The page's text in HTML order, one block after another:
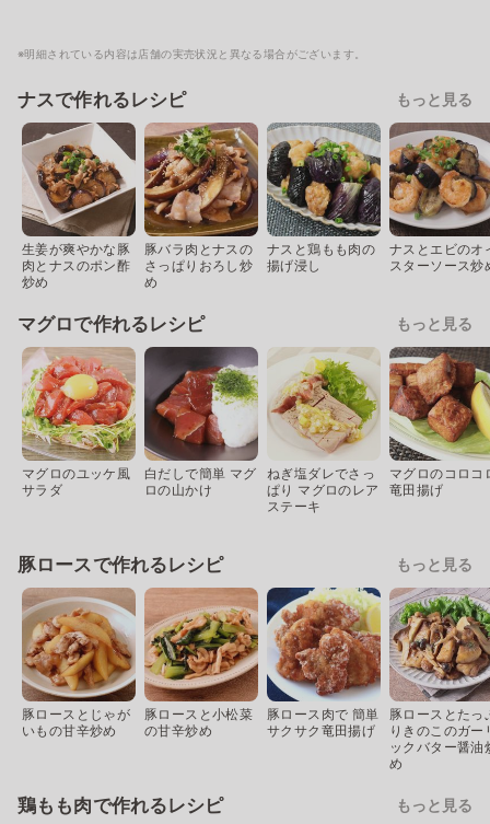
※明細されている内容は店舗の実売状況と異なる場合がございます。
ナスで作れるレシピ もっと見る
生姜が爽やかな豚
肉とナスのポン酢
炒め
豚バラ肉とナスの
さっぱりおろし炒
め
ナスと鶏もも肉の
揚げ浸し
ナスとエビのオ
スターソース炒
マグロで作れるレシピ もっと見る
マグロのユッケ風
サラダ
白だしで簡単 マグ
ロの山かけ
ねぎ塩ダレでさっ
ぱり マグロのレア
ステーキ
マグロのコロコ
竜田揚げ
豚ロースで作れるレシピ もっと見る
豚ロースとじゃが
いもの甘辛炒め
豚ロースと小松菜
の甘辛炒め
豚ロース肉で 簡単
サクサク竜田揚げ
豚ロースとたっ
りきのこのガー
ックバター醤油
め
鶏もも肉で作れるレシピ もっと見る